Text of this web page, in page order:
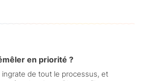
en priorité ?
ingrate de tout le processus, et